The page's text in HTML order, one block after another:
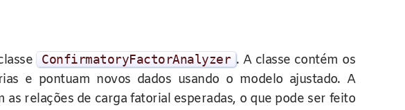
ConfirmatoryFactorAnalyzer . A classe contém os
e pontuam novos dados usando o modelo ajustado. A
relações de carga fatorial esperadas, o que pode ser feito